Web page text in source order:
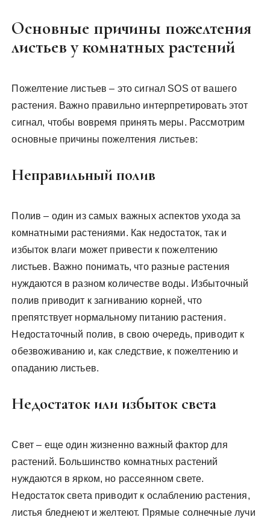
Основные причины пожелтения
листьев у комнатных растений
Пожелтение листьев – это сигнал SOS от вашего
растения. Важно правильно интерпретировать этот
сигнал, чтобы вовремя принять меры. Рассмотрим
основные причины пожелтения листьев:
Неправильный полив
Полив – один из самых важных аспектов ухода за
комнатными растениями. Как недостаток, так и
избыток влаги может привести к пожелтению
листьев. Важно понимать, что разные растения
нуждаются в разном количестве воды. Избыточный
полив приводит к загниванию корней, что
препятствует нормальному питанию растения.
Недостаточный полив, в свою очередь, приводит к
обезвоживанию и, как следствие, к пожелтению и
опаданию листьев.
Недостаток или избыток света
Свет – еще один жизненно важный фактор для
растений. Большинство комнатных растений
нуждаются в ярком, но рассеянном свете.
Недостаток света приводит к ослаблению растения,
листья бледнеют и желтеют. Прямые солнечные лучи